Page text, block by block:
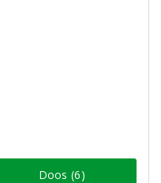
Doos (6)